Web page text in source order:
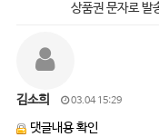
상품권 문자로 발
김소희 03.04 15:29
댓글내용 확인